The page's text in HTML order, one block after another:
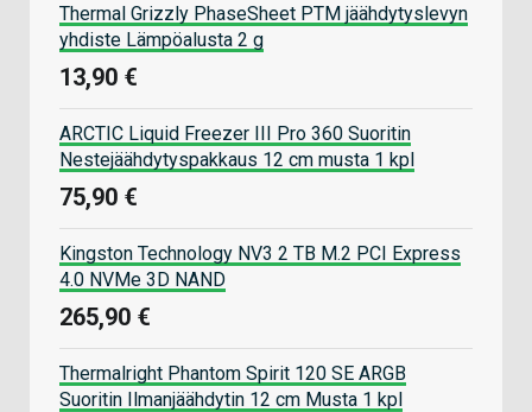
Thermal Grizzly PhaseSheet PTM jäähdytyslevyn
yhdiste Lämpöalusta 2 g
13,90 €
ARCTIC Liquid Freezer III Pro 360 Suoritin
Nestejäähdytyspakkaus 12 cm musta 1 kpl
75,90 €
Kingston Technology NV3 2 TB M.2 PCI Express
4.0 NVMe 3D NAND
265,90 €
Thermalright Phantom Spirit 120 SE ARGB
Suoritin Ilmanjäähdytin 12 cm Musta 1 kpl